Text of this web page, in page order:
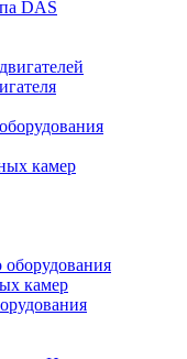
DAS
камер
оборудования
камер